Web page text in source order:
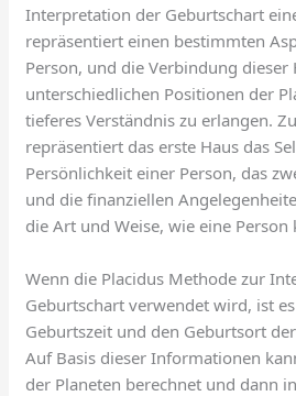
Interpretation der Geburtschart
repräsentiert einen bestimmten
Person, und die Verbindung dieser
unterschiedlichen Positionen der
tieferes Verständnis zu erlangen.
repräsentiert das erste Haus das
Persönlichkeit einer Person, das
und die finanziellen
die Art und Weise, wie eine
Wenn die Placidus Methode zur
Geburtschart verwendet wird, ist
Geburtszeit und den Geburtsort
Auf Basis dieser Informationen
der Planeten berechnet und dann